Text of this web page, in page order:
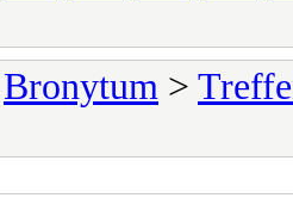
Bronytum >